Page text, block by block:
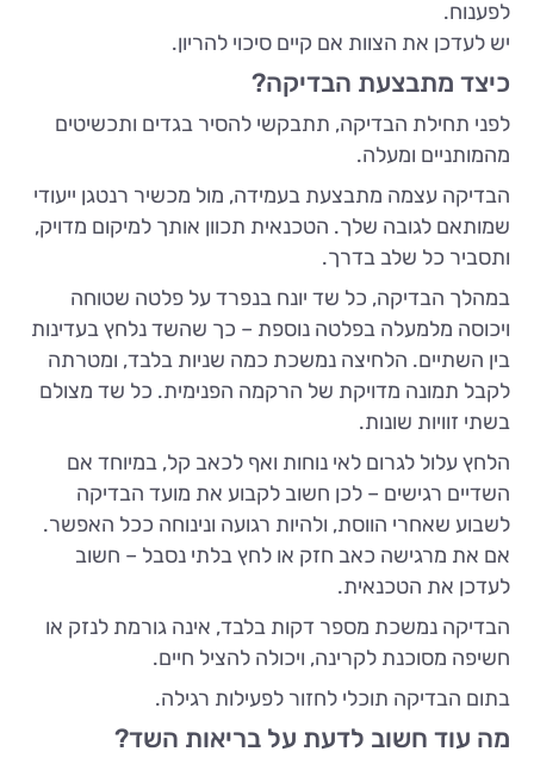
לפענוח.
יש לעדכן את הצוות אם קיים סיכוי להריון.
כיצד מתבצעת הבדיקה?
לפני תחילת הבדיקה, תתבקשי להסיר בגדים ותכשיטים
מהמותניים ומעלה.
הבדיקה עצמה מתבצעת בעמידה, מול מכשיר רנטגן ייעודי
שמותאם לגובה שלך. הטכנאית תכוון אותך למיקום מדויק,
ותסביר כל שלב בדרך.
במהלך הבדיקה, כל שד יונח בנפרד על פלטה שטוחה
ויכוסה מלמעלה בפלטה נוספת – כך שהשד נלחץ בעדינות
בין השתיים. הלחיצה נמשכת כמה שניות בלבד, ומטרתה
לקבל תמונה מדויקת של הרקמה הפנימית. כל שד מצולם
בשתי זוויות שונות.
הלחץ עלול לגרום לאי נוחות ואף לכאב קל, במיוחד אם
השדיים רגישים – לכן חשוב לקבוע את מועד הבדיקה
לשבוע שאחרי הווסת, ולהיות רגועה ונינוחה ככל האפשר.
אם את מרגישה כאב חזק או לחץ בלתי נסבל – חשוב
לעדכן את הטכנאית.
הבדיקה נמשכת מספר דקות בלבד, אינה גורמת לנזק או
חשיפה מסוכנת לקרינה, ויכולה להציל חיים.
בתום הבדיקה תוכלי לחזור לפעילות רגילה.
מה עוד חשוב לדעת על בריאות השד?